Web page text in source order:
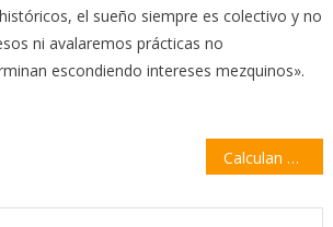
el sueño siempre es colectivo y no
ni avalaremos prácticas no
escondiendo intereses mezquinos».
Calculan que en Santa Fe circulan más de 700 mil armas ilegales